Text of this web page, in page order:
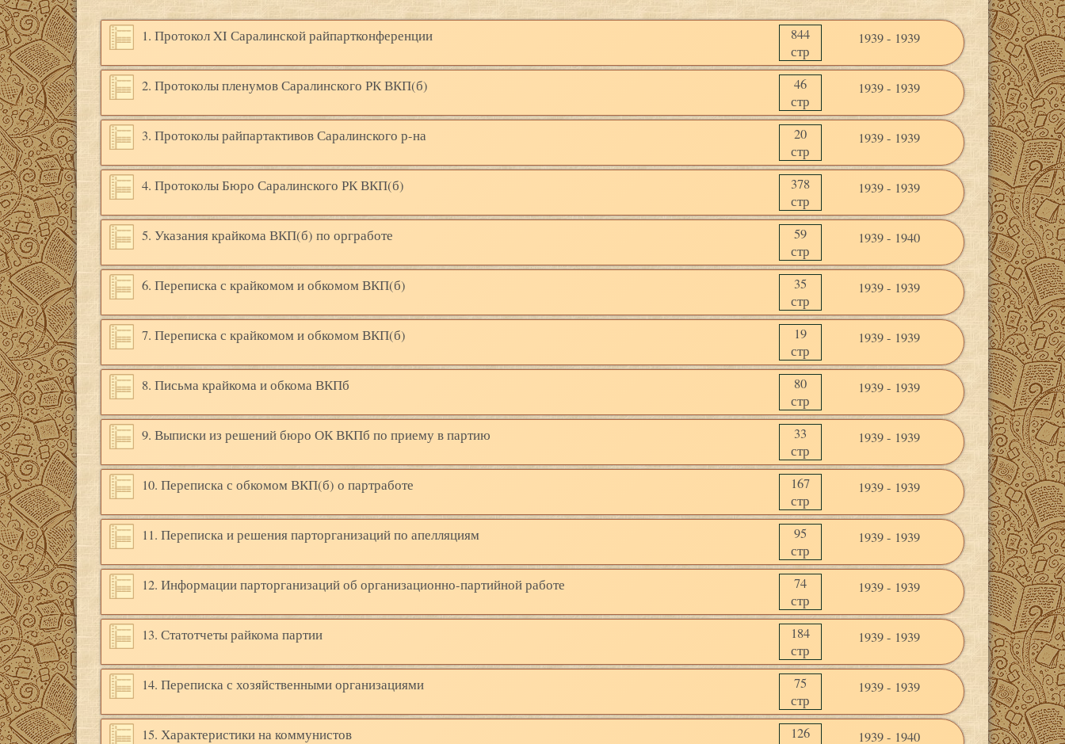
1. Протокол XI Саралинской райпартконференции
844
стр
1939 - 1939
2. Протоколы пленумов Саралинского РК ВКП(б)
46
стр
1939 - 1939
3. Протоколы райпартактивов Саралинского р-на
20
стр
1939 - 1939
4. Протоколы Бюро Саралинского РК ВКП(б)
378
стр
1939 - 1939
5. Указания крайкома ВКП(б) по оргработе
59
стр
1939 - 1940
6. Переписка с крайкомом и обкомом ВКП(б)
35
стр
1939 - 1939
7. Переписка с крайкомом и обкомом ВКП(б)
19
стр
1939 - 1939
8. Письма крайкома и обкома ВКПб
80
стр
1939 - 1939
9. Выписки из решений бюро ОК ВКПб по приему в партию
33
стр
1939 - 1939
10. Переписка с обкомом ВКП(б) о партработе
167
стр
1939 - 1939
11. Переписка и решения парторганизаций по апелляциям
95
стр
1939 - 1939
12. Информации парторганизаций об организационно-партийной работе
74
стр
1939 - 1939
13. Статотчеты райкома партии
184
стр
1939 - 1939
14. Переписка с хозяйственными организациями
75
стр
1939 - 1939
15. Характеристики на коммунистов
126
1939 - 1940